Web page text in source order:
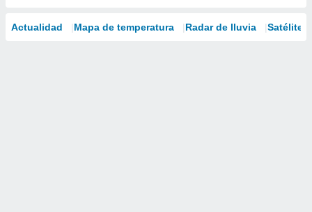
Actualidad Mapa de temperatura Radar de lluvia Satélites